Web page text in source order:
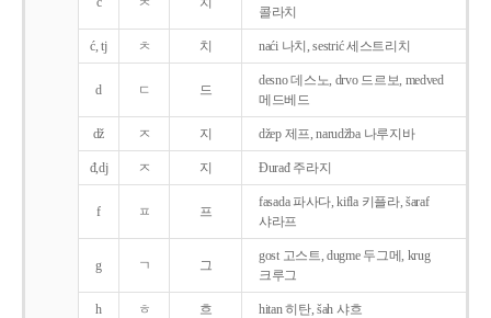
콜라치
ć, tj ㅊ 치 naći 나치, sestrić 세스트리치
d ㄷ 드
desno 데스노, drvo 드르보, medved
메드베드
dž ㅈ 지 džep 제프, narudžba 나루지바
đ,dj ㅈ 지 Ðurađ 주라지
f ㅍ 프
fasada 파사다, kifla 키플라, šaraf
샤라프
g ㄱ 그
gost 고스트, dugme 두그메, krug
크루그
h ㅎ 흐 hitan 히탄, šah 샤흐